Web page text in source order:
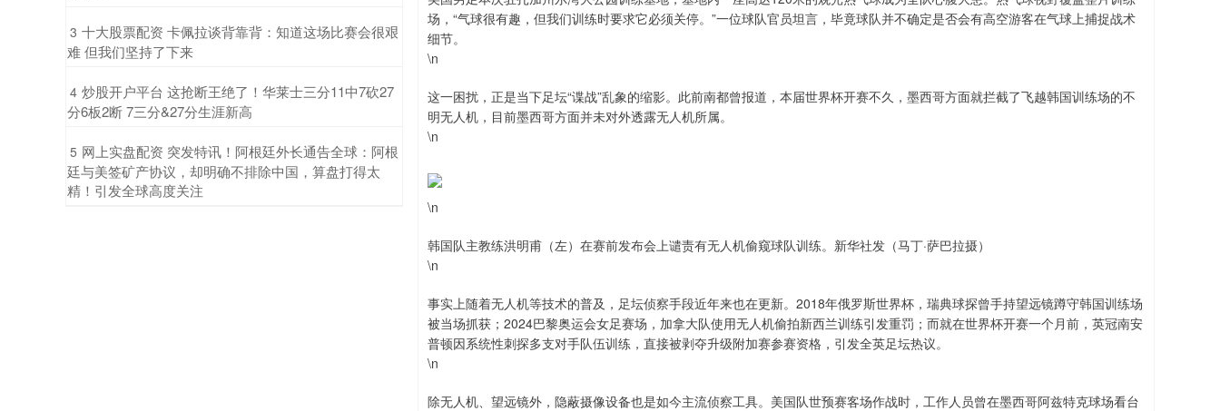
场，“气球很有趣，但我们训练时要求它必须关停。”一位球队官员坦言，毕竟球队并不确定是否会有高空游客在气球上捕捉战术
细节。
\n
这一困扰，正是当下足坛“谍战”乱象的缩影。此前南都曾报道，本届世界杯开赛不久，墨西哥方面就拦截了飞越韩国训练场的不
明无人机，目前墨西哥方面并未对外透露无人机所属。
\n
\n
韩国队主教练洪明甫（左）在赛前发布会上谴责有无人机偷窥球队训练。新华社发（马丁·萨巴拉摄）
\n
事实上随着无人机等技术的普及，足坛侦察手段近年来也在更新。2018年俄罗斯世界杯，瑞典球探曾手持望远镜蹲守韩国训练场
被当场抓获；2024巴黎奥运会女足赛场，加拿大队使用无人机偷拍新西兰训练引发重罚；而就在世界杯开赛一个月前，英冠南安
普顿因系统性刺探多支对手队伍训练，直接被剥夺升级附加赛参赛资格，引发全英足坛热议。
\n
除无人机、望远镜外，隐蔽摄像设备也是如今主流侦察工具。美国队世预赛客场作战时，工作人员曾在墨西哥阿兹特克球场看台
3 ​十大股票配资 卡佩拉谈背靠背：知道这场比赛会很艰
难 但我们坚持了下来
4 ​炒股开户平台 这抢断王绝了！华莱士三分11中7砍27
分6板2断 7三分&27分生涯新高
5 ​网上实盘配资 突发特讯！阿根廷外长通告全球：阿根
廷与美签矿产协议，却明确不排除中国，算盘打得太
精！引发全球高度关注